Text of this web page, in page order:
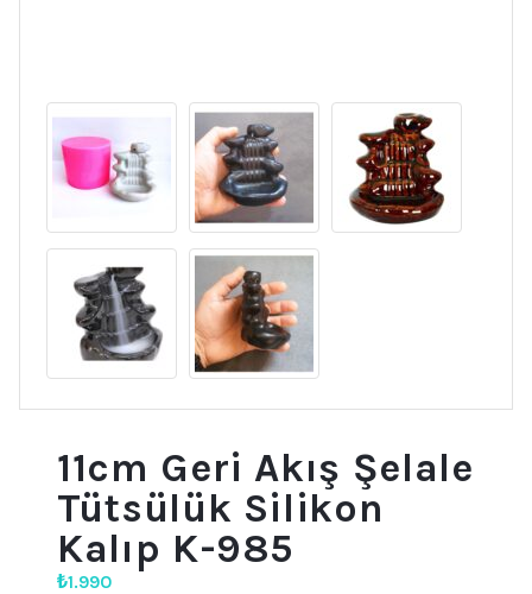
11cm Geri Akış Şelale
Tütsülük Silikon
Kalıp K-985
₺1.990